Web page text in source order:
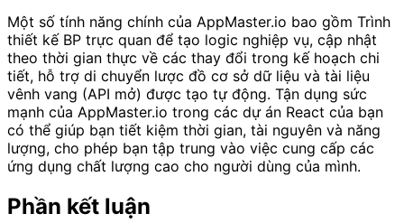
Một số tính năng chính của AppMaster.io bao gồm Trình
thiết kế BP trực quan để tạo logic nghiệp vụ, cập nhật
theo thời gian thực về các thay đổi trong kế hoạch chi
tiết, hỗ trợ di chuyển lược đồ cơ sở dữ liệu và tài liệu
vênh vang (API mở) được tạo tự động. Tận dụng sức
mạnh của AppMaster.io trong các dự án React của bạn
có thể giúp bạn tiết kiệm thời gian, tài nguyên và năng
lượng, cho phép bạn tập trung vào việc cung cấp các
ứng dụng chất lượng cao cho người dùng của mình.
Phần kết luận